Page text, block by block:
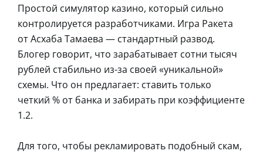
Простой симулятор казино, который сильно
контролируется разработчиками. Игра Ракета
от Асхаба Тамаева — стандартный развод.
Блогер говорит, что зарабатывает сотни тысяч
рублей стабильно из-за своей «уникальной»
схемы. Что он предлагает: ставить только
четкий % от банка и забирать при коэффициенте
1.2.
Для того, чтобы рекламировать подобный скам,